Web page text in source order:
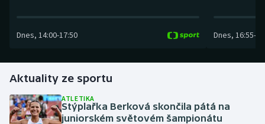
Gymnastika
Házená
Dnes, 14:00-17:50 Dnes, 16:55-
Aktuality ze sportu
ATLETIKA
Stýplařka Berková skončila pátá na
juniorském světovém šampionátu